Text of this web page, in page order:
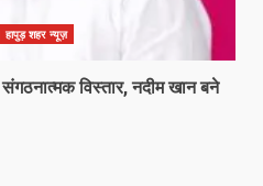
शहर न्यूज़
विस्तार, नदीम खान बने